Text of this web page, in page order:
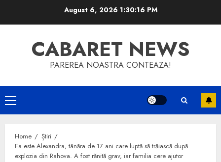
August 6, 2026 1:30:16 PM
CABARET NEWS
PAREREA NOASTRA CONTEAZA!
Primary
Menu
Home
Știri
Ea este Alexandra, tânăra de 17 ani care luptă să trăiască după
explozia din Rahova. A fost rănită grav, iar familia cere ajutor